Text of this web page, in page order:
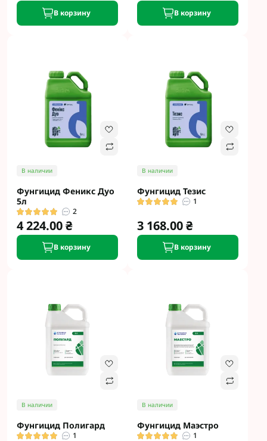
В корзину В корзину
В наличии
Фунгицид Феникс Дуо
5л
2
4 224.00 ₴
В корзину
В наличии
Фунгицид Тезис
1
3 168.00 ₴
В корзину
В наличии
Фунгицид Полигард
1
В наличии
Фунгицид Маэстро
1